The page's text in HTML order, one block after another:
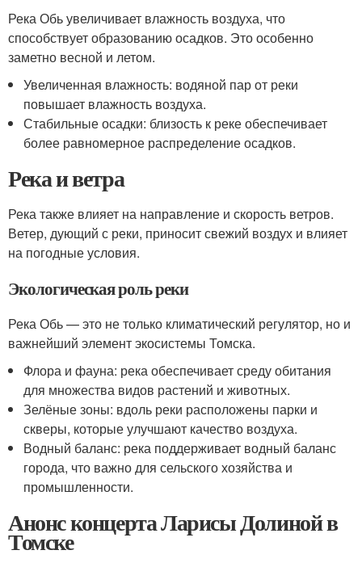
Река Обь увеличивает влажность воздуха, что
способствует образованию осадков. Это особенно
заметно весной и летом.
Увеличенная влажность: водяной пар от реки
повышает влажность воздуха.
Стабильные осадки: близость к реке обеспечивает
более равномерное распределение осадков.
Река и ветра
Река также влияет на направление и скорость ветров.
Ветер, дующий с реки, приносит свежий воздух и влияет
на погодные условия.
Экологическая роль реки
Река Обь — это не только климатический регулятор, но и
важнейший элемент экосистемы Томска.
Флора и фауна: река обеспечивает среду обитания
для множества видов растений и животных.
Зелёные зоны: вдоль реки расположены парки и
скверы, которые улучшают качество воздуха.
Водный баланс: река поддерживает водный баланс
города, что важно для сельского хозяйства и
промышленности.
Анонс концерта Ларисы Долиной в
Томске